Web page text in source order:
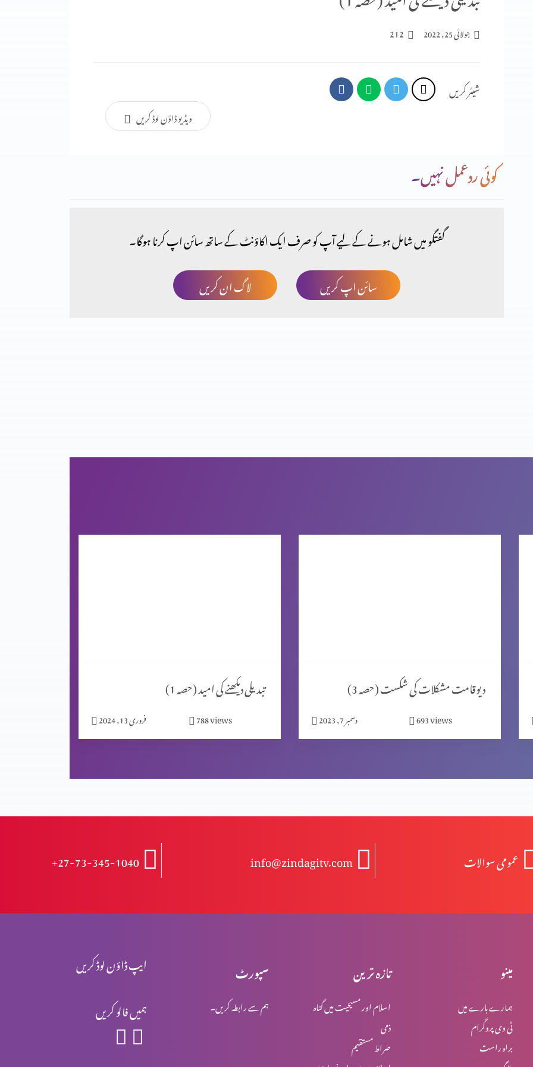
جولائی 25, 2022 212
شیئر کریں
ویڈیو ڈاؤن لوڈ کریں
کوئی ردعمل نہیں۔
گفتگو میں شامل ہونے کے لیے آپ کو صرف ایک اکاؤنٹ کے ساتھ سائن اپ کرنا ہوگا۔
لاگ ان کریں
سائن اپ کریں
تبدیلی دیکھنے کی امید (حصہ 1)
فروری 13, 2024 788views
دیوقامت مشکلات کی شکست (حصہ 3)
دسمبر 7, 2023 693views
+27-73-345-1040 info@zindagitv.com عمومی سوالات
ایپ ڈاؤن لوڈ کریں
ہمیں فالو کریں
سپورٹ
ہم سے رابطہ کریں۔
تازہ ترین
اسلام اور مسیحیت میں گناہ
ذمی
صراط مستقیم
مینو
ہمارے بارے میں
ٹی وی پروگرام
براہ راست